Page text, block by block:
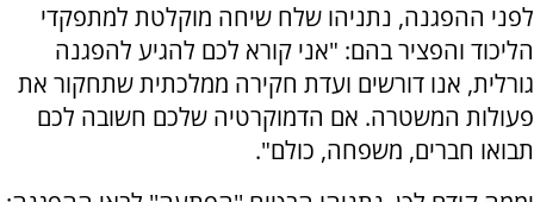
לפני ההפגנה, נתניהו שלח שיחה מוקלטת למתפקדי
הליכוד והפציר בהם: "אני קורא לכם להגיע להפגנה
גורלית, אנו דורשים ועדת חקירה ממלכתית שתחקור את
פעולות המשטרה. אם הדמוקרטיה שלכם חשובה לכם
תבואו חברים, משפחה, כולם".